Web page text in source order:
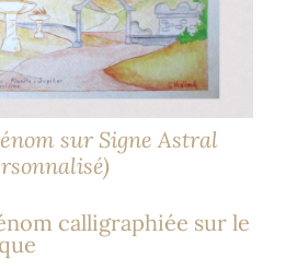
sur Signe Astral
calligraphiée sur le